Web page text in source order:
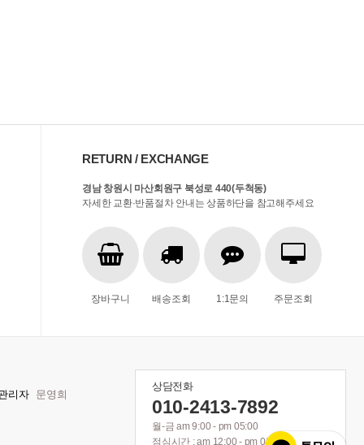
RETURN / EXCHANGE
경남 창원시 마산회원구 북성로 440(두척동)
자세한 교환·반품절차 안내는 상품하단을 참고해주세요
장바구니 배송조회 1:1문의 주문조회
리자
문영희
상담전화
010-2413-7892
월-금 am 9:00 - pm 05:00
점심시간 : am 12:00 - pm 01:00